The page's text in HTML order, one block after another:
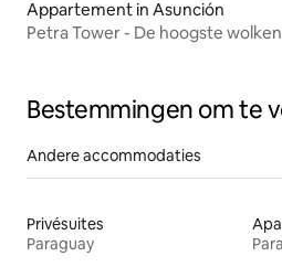
Appartement in Asunción
Petra Tower - De hoogste
Bestemmingen om te
Andere accommodaties
Privésuites
Paraguay